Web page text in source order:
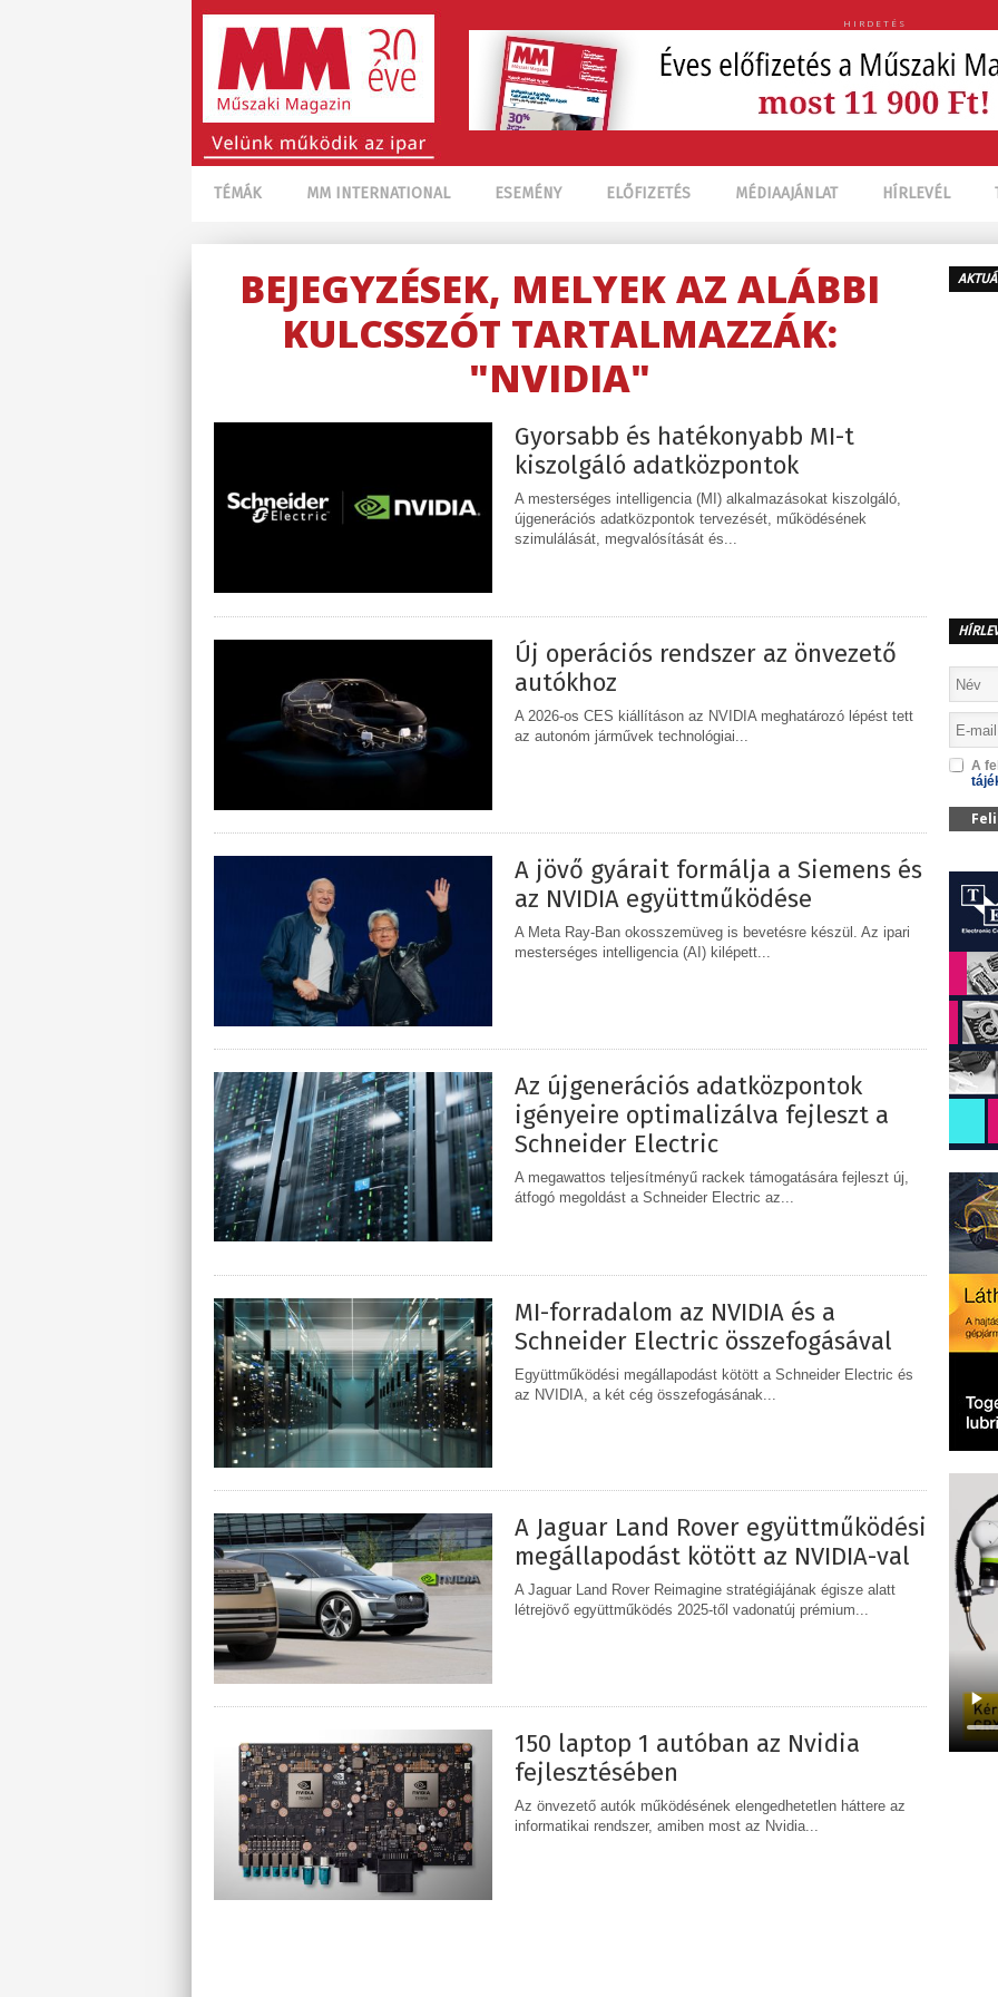
HIRDETÉS
TÉMÁK MM INTERNATIONAL ESEMÉNY ELŐFIZETÉS MÉDIAAJÁNLAT HÍRLEVÉL
BEJEGYZÉSEK, MELYEK AZ ALÁBBI
KULCSSZÓT TARTALMAZZÁK:
"NVIDIA"
Gyorsabb és hatékonyabb MI-t
kiszolgáló adatközpontok
A mesterséges intelligencia (MI) alkalmazásokat kiszolgáló,
újgenerációs adatközpontok tervezését, működésének
szimulálását, megvalósítását és...
Új operációs rendszer az önvezető
autókhoz
A 2026-os CES kiállításon az NVIDIA meghatározó lépést tett
az autonóm járművek technológiai...
A jövő gyárait formálja a Siemens és
az NVIDIA együttműködése
A Meta Ray-Ban okosszemüveg is bevetésre készül. Az ipari
mesterséges intelligencia (AI) kilépett...
Az újgenerációs adatközpontok
igényeire optimalizálva fejleszt a
Schneider Electric
A megawattos teljesítményű rackek támogatására fejleszt új,
átfogó megoldást a Schneider Electric az...
MI-forradalom az NVIDIA és a
Schneider Electric összefogásával
Együttműködési megállapodást kötött a Schneider Electric és
az NVIDIA, a két cég összefogásának...
A Jaguar Land Rover együttműködési
megállapodást kötött az NVIDIA-val
A Jaguar Land Rover Reimagine stratégiájának égisze alatt
létrejövő együttműködés 2025-től vadonatúj prémium...
150 laptop 1 autóban az Nvidia
fejlesztésében
Az önvezető autók működésének elengedhetetlen háttere az
informatikai rendszer, amiben most az Nvidia...
A